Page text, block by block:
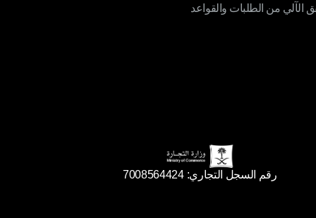
تحقيق المتاجر والمستودعات
الآلي من الطلبات والقواعد
رقم السجل التجاري: 7008564424